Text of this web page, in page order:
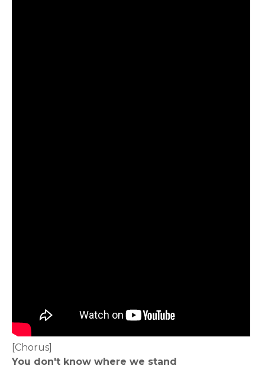
[Chorus]
You don't know where we stand